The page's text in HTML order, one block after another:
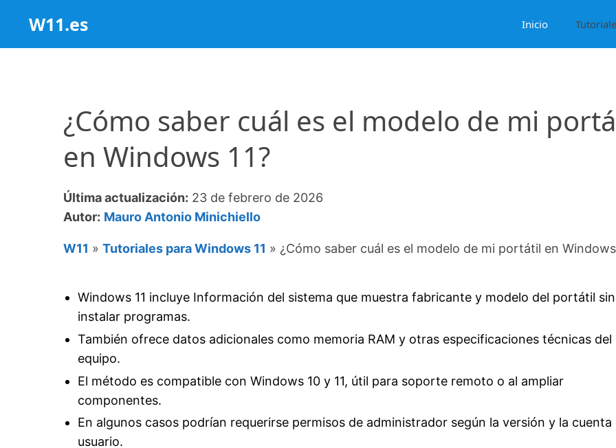
contenido
W11.es Inicio
¿Cómo saber cuál es el modelo de mi
en Windows 11?
Última actualización: 23 de febrero de 2026
Autor: Mauro Antonio Minichiello
W11 » Tutoriales para Windows 11 » ¿Cómo saber cuál es el modelo de mi portátil en Windows
Windows 11 incluye Información del sistema que muestra fabricante y modelo del portátil sin
instalar programas.
También ofrece datos adicionales como memoria RAM y otras especificaciones técnicas del
equipo.
El método es compatible con Windows 10 y 11, útil para soporte remoto o al ampliar
componentes.
En algunos casos podrían requerirse permisos de administrador según la versión y la cuenta
usuario.